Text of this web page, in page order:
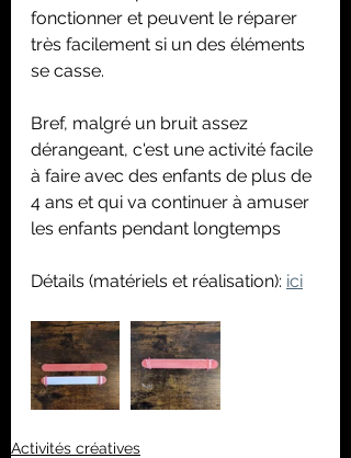
fonctionner et peuvent le réparer
très facilement si un des éléments
se casse.
Bref, malgré un bruit assez
dérangeant, c'est une activité facile
à faire avec des enfants de plus de
4 ans et qui va continuer à amuser
les enfants pendant longtemps
Détails (matériels et réalisation): ici
Activités créatives